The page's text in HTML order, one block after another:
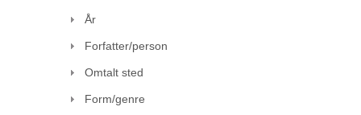
År
Forfatter/person
Omtalt sted
Form/genre